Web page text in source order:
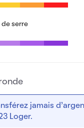
de serre
jamais
Loger.